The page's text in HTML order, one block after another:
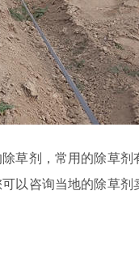
草剂，常用的除草剂
以咨询当地的除草剂